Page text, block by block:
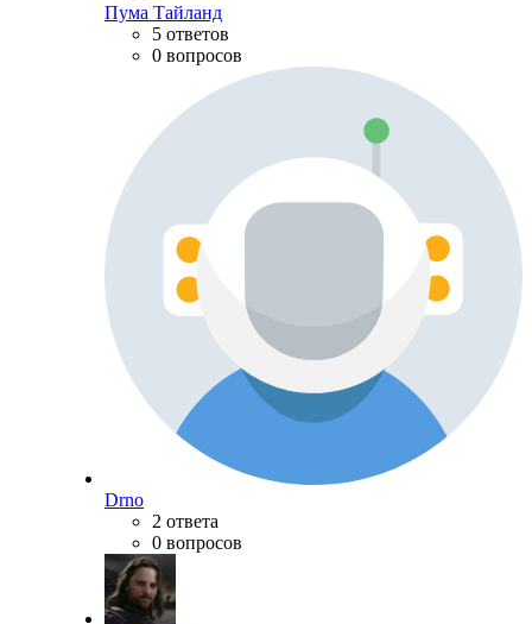
Пума Тайланд
5 ответов
0 вопросов
Drno
2 ответа
0 вопросов